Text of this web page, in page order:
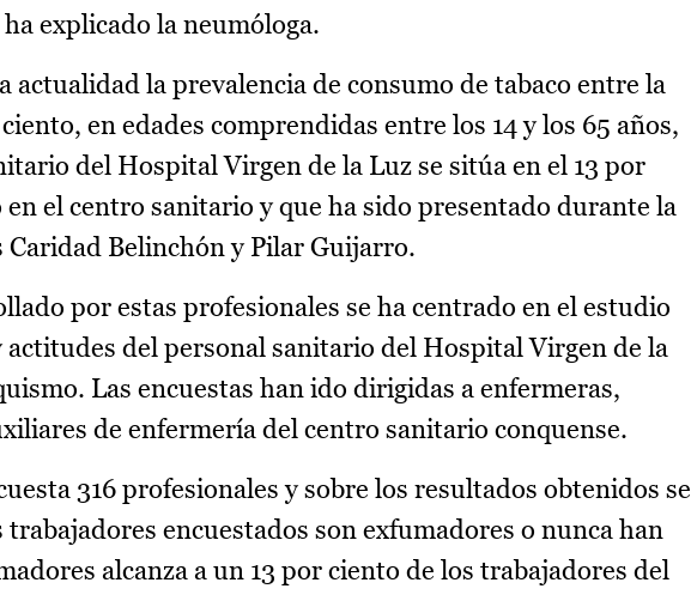
explicado la neumóloga.
actualidad la prevalencia de consumo de tabaco entre la
en edades comprendidas entre los 14 y los 65 años,
del Hospital Virgen de la Luz se sitúa en el 13 por
el centro sanitario y que ha sido presentado durante la
Caridad Belinchón y Pilar Guijarro.
por estas profesionales se ha centrado en el estudio
del personal sanitario del Hospital Virgen de la
Las encuestas han ido dirigidas a enfermeras,
de enfermería del centro sanitario conquense.
316 profesionales y sobre los resultados obtenidos se
encuestados son exfumadores o nunca han
alcanza a un 13 por ciento de los trabajadores del